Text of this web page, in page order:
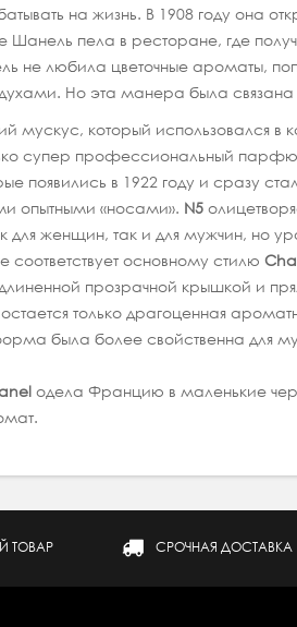
на жизнь. В 1908 году она
Шанель пела в ресторане, где
не любила цветочные ароматы,
Но эта манера была
мускус, который использовался
супер профессиональный
появились в 1922 году и сразу
опытными «носами». N5
для женщин, так и для мужчин, но
основному стилю
прозрачной крышкой и
остается только драгоценная
была более свойственна для
одела Францию в маленькие
ТОВАР СРОЧНАЯ ДОСТАВКА